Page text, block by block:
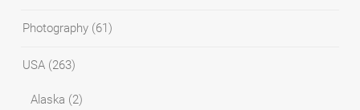
Photography (61)
USA (263)
Alaska (2)